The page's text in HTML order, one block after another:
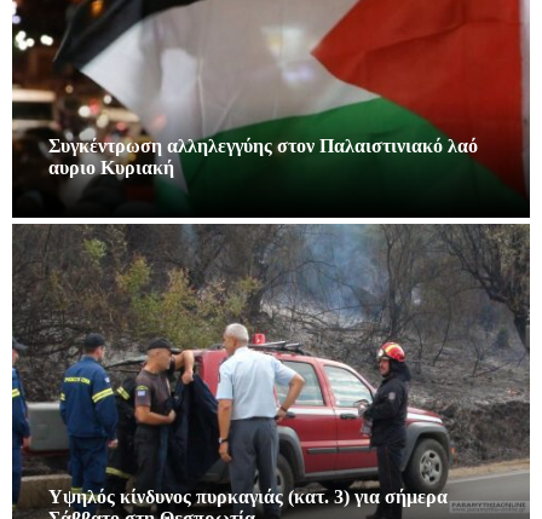
Συγκέντρωση αλληλεγγύης στον Παλαιστινιακό λαό
αυριο Κυριακή
Υψηλός κίνδυνος πυρκαγιάς (κατ. 3) για σήμερα